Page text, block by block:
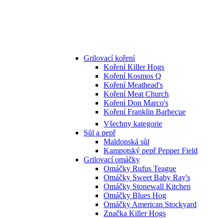
Grilovací koření
Koření Killer Hogs
Koření Kosmos Q
Koření Meathead's
Koření Meat Church
Koření Don Marco's
Koření Franklin Barbecue
Všechny kategorie
Sůl a pepř
Maldonská sůl
Kampotský pepř Pepper Field
Grilovací omáčky
Omáčky Rufus Teague
Omáčky Sweet Baby Ray's
Omáčky Stonewall Kitchen
Omáčky Blues Hog
Omáčky American Stockyard
Značka Killer Hogs